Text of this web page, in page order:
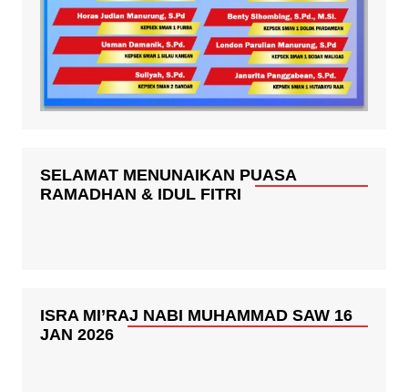
SELAMAT MENUNAIKAN PUASA
RAMADHAN & IDUL FITRI
ISRA MI’RAJ NABI MUHAMMAD SAW 16
JAN 2026